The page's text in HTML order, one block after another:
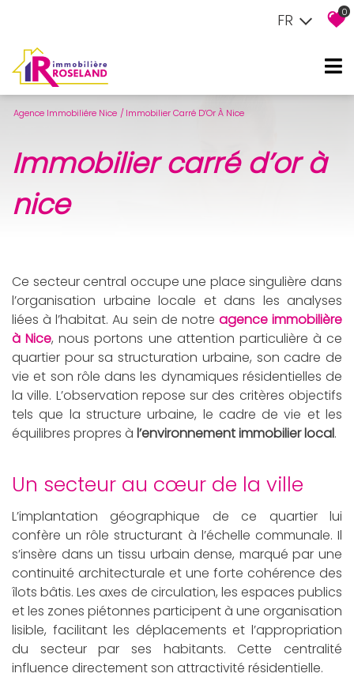
FR 0
Agence Immobiliére Nice Immobilier Carré D’Or À Nice
immobilier carré d’or à
nice
Ce secteur central occupe une place singulière dans
l’organisation urbaine locale et dans les analyses
liées à l’habitat. Au sein de notre agence immobilière
à Nice, nous portons une attention particulière à ce
quartier pour sa structuration urbaine, son cadre de
vie et son rôle dans les dynamiques résidentielles de
la ville. L’observation repose sur des critères objectifs
tels que la structure urbaine, le cadre de vie et les
équilibres propres à l’environnement immobilier local.
un secteur au cœur de la ville
L’implantation géographique de ce quartier lui
confère un rôle structurant à l’échelle communale. Il
s’insère dans un tissu urbain dense, marqué par une
continuité architecturale et une forte cohérence des
îlots bâtis. Les axes de circulation, les espaces publics
et les zones piétonnes participent à une organisation
lisible, facilitant les déplacements et l’appropriation
du secteur par ses habitants. Cette centralité
influence directement son attractivité résidentielle.